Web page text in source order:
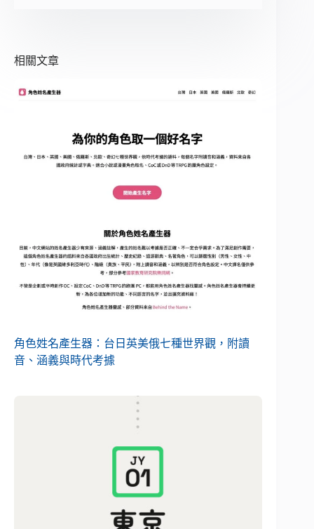
相關文章
角色姓名產生器：台日英美俄七種世界觀，附讀
音、涵義與時代考據